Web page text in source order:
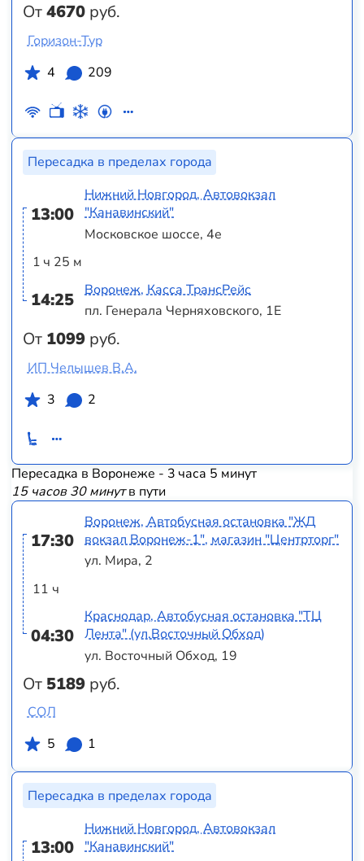
От4670 руб.
Горизон-Тур
4
209
Пересадка в пределах города
13:00
1 ч 25 м
14:25
От 1099 руб.
Нижний Новгород, Автовокзал
"Канавинский"
Московское шоссе, 4е
Воронеж, Касса ТрансРейс
пл. Генерала Черняховского, 1Е
ИП Челышев В.А.
3
2
Пересадка в Воронеже - 3 часа 5 минут
15 часов 30 минутв пути
17:30
11 ч
04:30
От 5189 руб.
Воронеж, Автобусная остановка "ЖД
вокзал Воронеж-1", магазин "Центрторг"
ул. Мира, 2
Краснодар, Автобусная остановка "ТЦ
Лента" (ул.Восточный Обход)
ул. Восточный Обход, 19
СОЛ
5
1
Пересадка в пределах города
13:00
Нижний Новгород, Автовокзал
"Канавинский"